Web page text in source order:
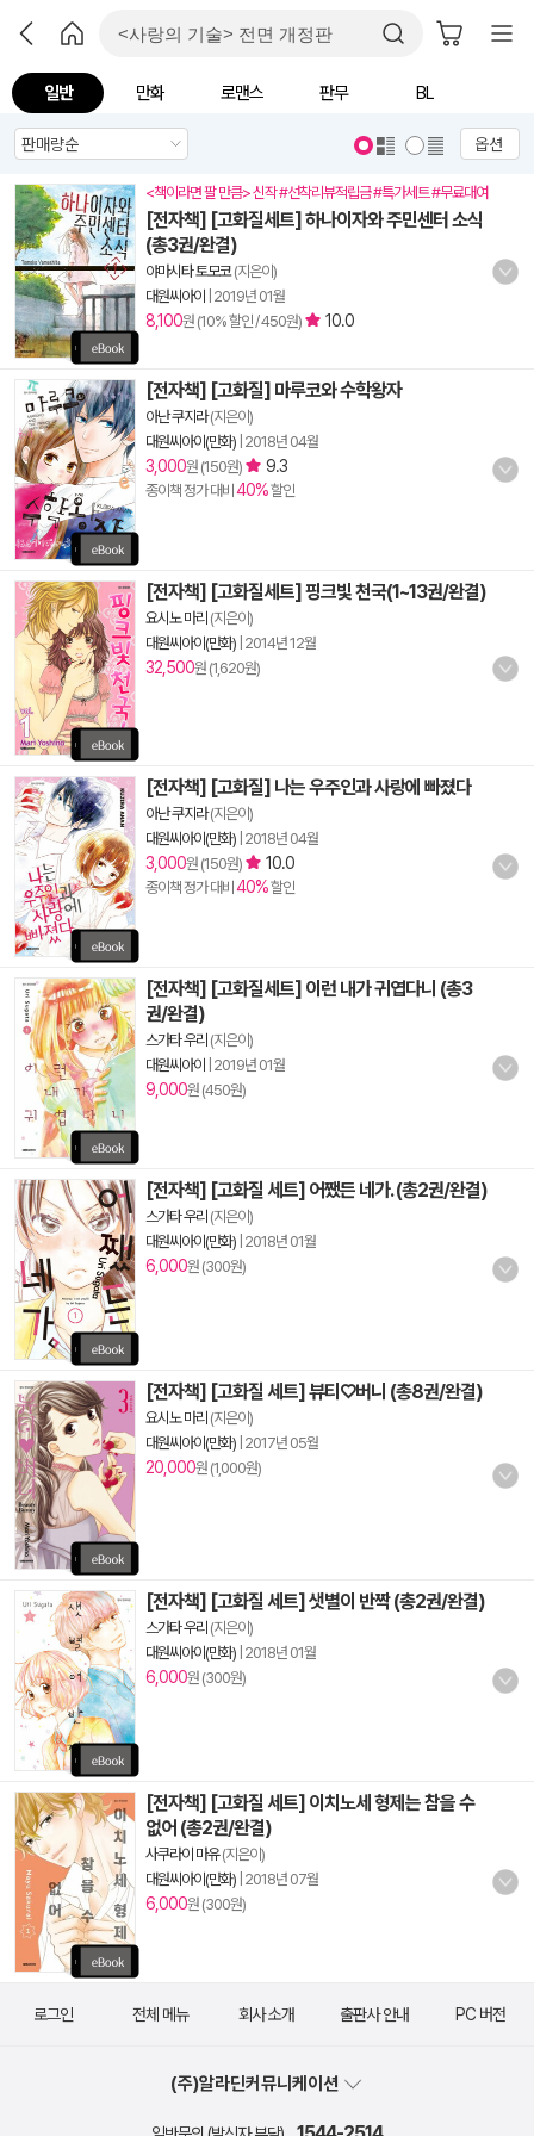
일반 만화 로맨스 판무 BL
옵션
<책이라면 팔 만큼> 신작 #선착리뷰적립금 #특가세트 #무료대여
[전자책] [고화질세트] 하나이자와 주민센터 소식
(총3권/완결)
야마시타 토모코(지은이)
대원씨아이
2019년 01월
8,100원 (10% 할인 / 450원) 10.0
[전자책] [고화질] 마루코와 수학왕자
아난 쿠지라(지은이)
대원씨아이(만화) 2018년 04월
3,000원 (150원) 9.3
종이책 정가 대비 40%할인
[전자책] [고화질세트] 핑크빛 천국(1~13권/완결)
요시노 마리 (지은이)
대원씨아이(만화) 2014년 12월
32,500원 (1,620원)
[전자책] [고화질] 나는 우주인과 사랑에 빠졌다
아난 쿠지라(지은이)
대원씨아이(만화) 2018년 04월
3,000원 (150원) 10.0
종이책 정가 대비 40%할인
[전자책] [고화질세트] 이런 내가 귀엽다니 (총3
권/완결)
스가타 우리 (지은이)
대원씨아이
2019년 01월
9,000원 (450원)
[전자책] [고화질 세트] 어쨌든 네가. (총2권/완결)
스가타 우리 (지은이)
대원씨아이(만화) 2018년 01월
6,000원 (300원)
[전자책] [고화질 세트] 뷰티♡버니 (총8권/완결)
요시노 마리 (지은이)
대원씨아이(만화) 2017년 05월
20,000원 (1,000원)
[전자책] [고화질 세트] 샛별이 반짝 (총2권/완결)
스가타 우리 (지은이)
대원씨아이(만화) 2018년 01월
6,000원 (300원)
[전자책] [고화질 세트] 이치노세 형제는 참을 수
없어 (총2권/완결)
사쿠라이 마유(지은이)
대원씨아이(만화) 2018년 07월
6,000원 (300원)
로그인 전체 메뉴 회사 소개 출판사 안내 PC 버전
(주)알라딘커뮤니케이션